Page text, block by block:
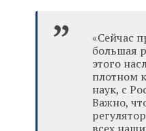
«Сейчас
большая
этого
плотном
наук, с
Важно,